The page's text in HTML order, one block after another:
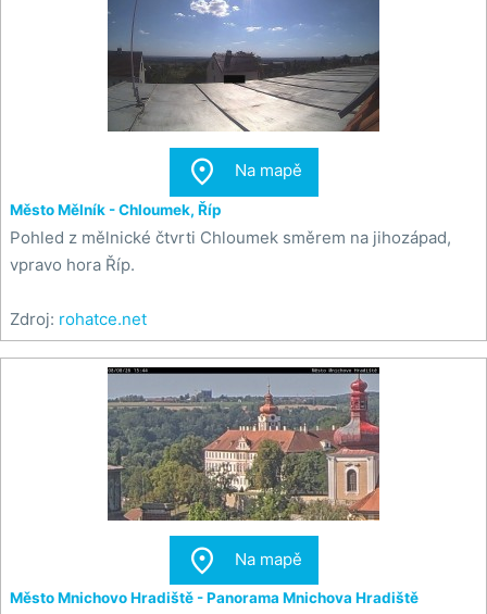
 Na mapě
Město Mělník - Chloumek, Říp
Pohled z mělnické čtvrti Chloumek směrem na jihozápad,
vpravo hora Říp.
Zdroj: rohatce.net
 Na mapě
Město Mnichovo Hradiště - Panorama Mnichova Hradiště